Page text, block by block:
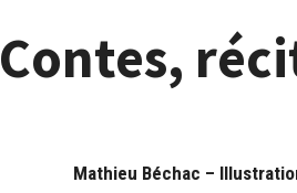
Contes,
Mathieu Béchac –